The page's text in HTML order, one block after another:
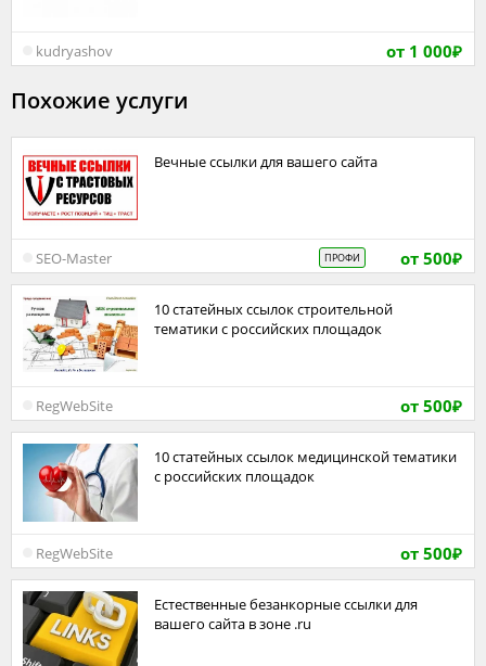
от 1 000₽
kudryashov
Похожие услуги
Вечные ссылки для вашего сайта
от 500₽
ПРОФИ
SEO-Master
10 статейных ссылок строительной
тематики с российских площадок
от 500₽
RegWebSite
10 статейных ссылок медицинской тематики
с российских площадок
от 500₽
RegWebSite
Естественные безанкорные ссылки для
вашего сайта в зоне .ru